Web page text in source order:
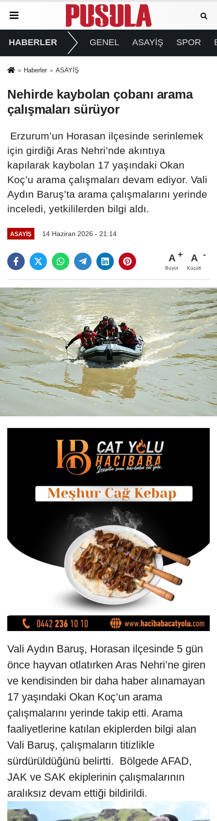
HABERLER GENEL ASAYİŞ SPOR
Haberler ASAYİŞ
Nehirde kaybolan çobanı arama
çalışmaları sürüyor
Erzurum’un Horasan ilçesinde serinlemek
için girdiği Aras Nehri’nde akıntıya
kapılarak kaybolan 17 yaşındaki Okan
Koç’u arama çalışmaları devam ediyor. Vali
Aydın Baruş’ta arama çalışmalarını yerinde
inceledi, yetkililerden bilgi aldı.
ASAYİŞ 14 Haziran 2026 - 21:14
A
Büyüt
A
Küçült
Vali Aydın Baruş, Horasan ilçesinde 5 gün
önce hayvan otlatırken Aras Nehri’ne giren
ve kendisinden bir daha haber alınamayan
17 yaşındaki Okan Koç’un arama
çalışmalarını yerinde takip etti. Arama
faaliyetlerine katılan ekiplerden bilgi alan
Vali Baruş, çalışmaların titizlikle
sürdürüldüğünü belirtti. Bölgede AFAD,
JAK ve SAK ekiplerinin çalışmalarının
aralıksız devam ettiği bildirildi.